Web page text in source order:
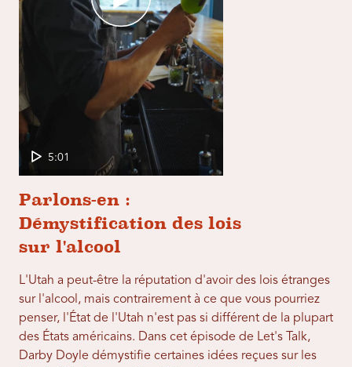
5:01
Parlons-en :
Démystification des lois
sur l'alcool
L'Utah a peut-être la réputation d'avoir des lois étranges
sur l'alcool, mais contrairement à ce que vous pourriez
penser, l'État de l'Utah n'est pas si différent de la plupart
des États américains. Dans cet épisode de Let's Talk,
Darby Doyle démystifie certaines idées reçues sur les